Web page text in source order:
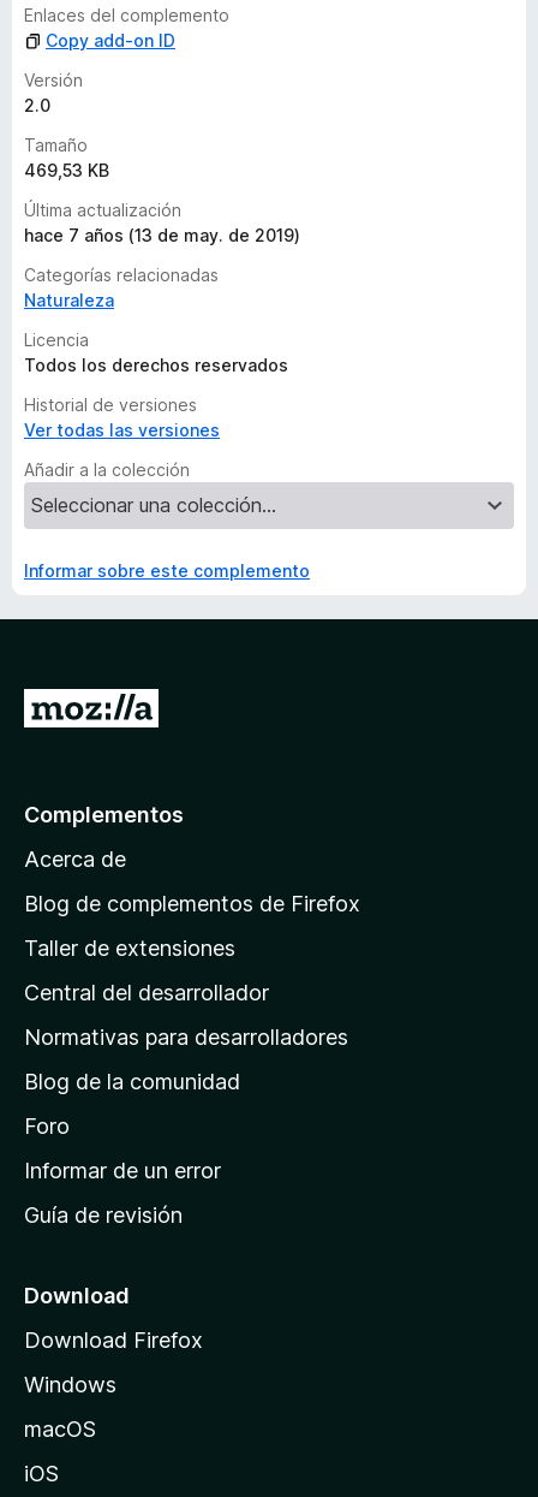
l
o
r
a
c
o
n
e
s
Enlaces del complemento
Copy add-on ID
Versión
2.0
Tamaño
469,53 KB
Última actualización
hace 7 años (13 de may. de 2019)
Categorías relacionadas
Naturaleza
Licencia
Todos los derechos reservados
Historial de versiones
Ver todas las versiones
Añadir a la colección
Informar sobre este complemento
p
á
n
a
e
i
n
c
o
e
M
i
Complementos
Acerca de
Blog de complementos de Firefox
Taller de extensiones
Central del desarrollador
Normativas para desarrolladores
Blog de la comunidad
Foro
Informar de un error
Guía de revisión
Download
Download Firefox
Windows
macOS
iOS